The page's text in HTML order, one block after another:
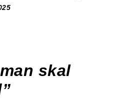
skal